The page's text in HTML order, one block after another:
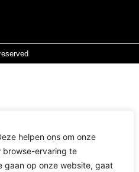
helpen ons om onze
browse-ervaring te
gaan op onze website, gaat